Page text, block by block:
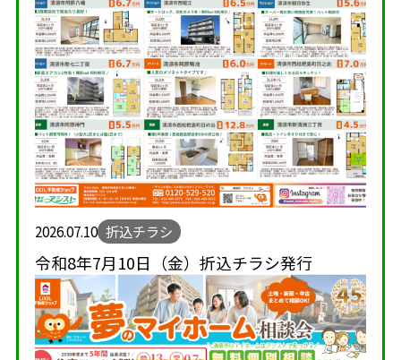
2026.07.10 折込チラシ
令和8年7月10日（金）折込チラシ発行